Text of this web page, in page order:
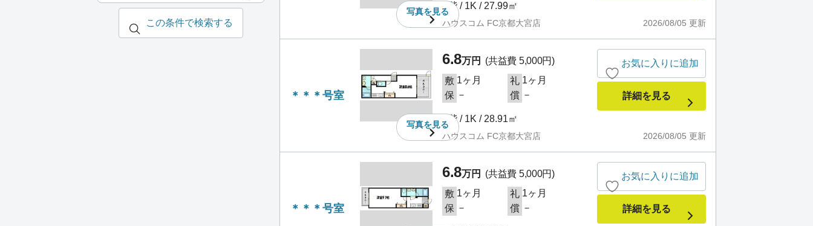
写真を見る
1階 / 1K / 27.99㎡
2026/08/05 更新
ハウスコム FC京都大宮店
＊＊＊号室
写真を見る
6.8万円
(共益費 5,000円)
敷 1ヶ月 礼 1ヶ月
保 － 償 －
1階 / 1K / 28.91㎡
2026/08/05 更新
ハウスコム FC京都大宮店
お気に入りに追加
詳細を見る
＊＊＊号室
6.8万円
(共益費 5,000円)
敷 1ヶ月 礼 1ヶ月
保 － 償 －
お気に入りに追加
詳細を見る
この条件で検索する